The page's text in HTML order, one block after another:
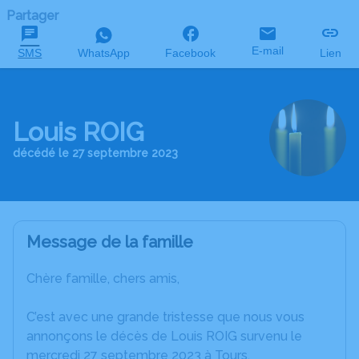
Partager
SMS WhatsApp Facebook E-mail Lien
Louis ROIG
décédé le 27 septembre 2023
Message de la famille
Chère famille, chers amis,
C’est avec une grande tristesse que nous vous
annonçons le décès de Louis ROIG survenu le
mercredi 27 septembre 2023 à Tours.